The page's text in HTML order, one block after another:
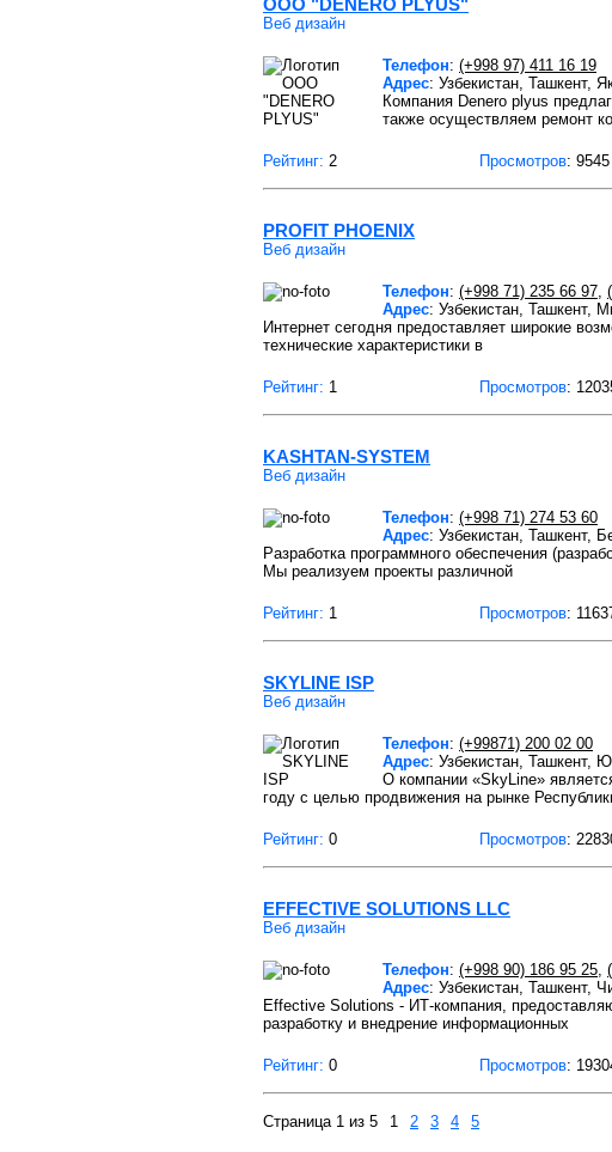
ООО "DENERO PLYUS"
Веб дизайн
Телефон: (+998 97) 411 16 19
Адрес: Узбекистан, Ташкент,
Компания Denero plyus
также осуществляем ремонт
Рейтинг: 2 Просмотров: 9545
PROFIT PHOENIX
Веб дизайн
Телефон: (+998 71) 235 66 97,
Адрес: Узбекистан, Ташкент,
Интернет сегодня предоставляет широкие
технические характеристики в
Рейтинг: 1 Просмотров:
KASHTAN-SYSTEM
Веб дизайн
Телефон: (+998 71) 274 53 60
Адрес: Узбекистан, Ташкент,
Разработка программного обеспечения
Мы реализуем проекты различной
Рейтинг: 1 Просмотров:
SKYLINE ISP
Веб дизайн
Телефон: (+99871) 200 02 00
Адрес: Узбекистан, Ташкент,
О компании «SkyLine»
году с целью продвижения на рынке
Рейтинг: 0 Просмотров:
EFFECTIVE SOLUTIONS LLC
Веб дизайн
Телефон: (+998 90) 186 95 25,
Адрес: Узбекистан, Ташкент,
Effective Solutions - ИТ-компания,
разработку и внедрение информационных
Рейтинг: 0 Просмотров:
Страница 1 из 5 1 2 3 4 5